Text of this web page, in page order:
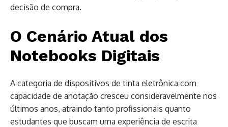
decisão de compra.
O Cenário Atual dos
Notebooks Digitais
A categoria de dispositivos de tinta eletrônica com
capacidade de anotação cresceu consideravelmente nos
últimos anos, atraindo tanto profissionais quanto
estudantes que buscam uma experiência de escrita